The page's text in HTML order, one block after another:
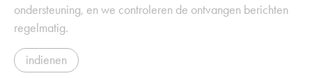
ondersteuning, en we controleren de ontvangen berichten
regelmatig.
indienen